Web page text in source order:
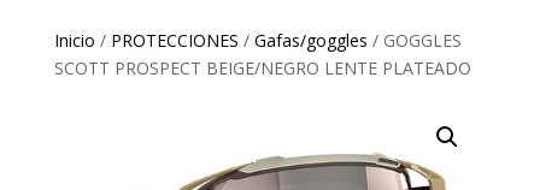
Inicio / PROTECCIONES / Gafas/goggles / GOGGLES
SCOTT PROSPECT BEIGE/NEGRO LENTE PLATEADO